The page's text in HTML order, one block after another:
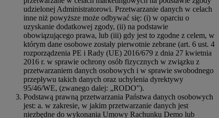
udzielonej Administratorowi. Przetwarzanie danych w celach
inne niż powyższe może odbywać się: (i) w oparciu o
uzyskanie dodatkowej zgody, (ii) na podstawie
obowiązującego prawa, lub (iii) gdy jest to zgodne z celem, w
którym dane osobowe zostały pierwotnie zebrane (art. 6 ust. 4
rozporządzenia PE i Rady (UE) 2016/679 z dnia 27 kwietnia
2016 r. w sprawie ochrony osób fizycznych w związku z
przetwarzaniem danych osobowych i w sprawie swobodnego
przepływu takich danych oraz uchylenia dyrektywy
95/46/WE, (zwanego dalej: „RODO”).
Podstawą prawną przetwarzania Państwa danych osobowych
jest: a. w zakresie, w jakim przetwarzanie danych jest
niezbędne do wykonania Umowy Rachunku Demo lub